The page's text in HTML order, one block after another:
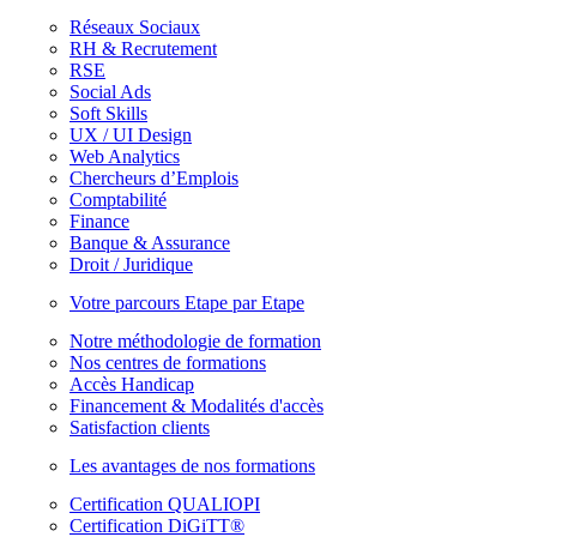
Réseaux Sociaux
RH & Recrutement
RSE
Social Ads
Soft Skills
UX / UI Design
Web Analytics
Chercheurs d’Emplois
Comptabilité
Finance
Banque & Assurance
Droit / Juridique
Votre parcours Etape par Etape
Notre méthodologie de formation
Nos centres de formations
Accès Handicap
Financement & Modalités d'accès
Satisfaction clients
Les avantages de nos formations
Certification QUALIOPI
Certification DiGiTT®